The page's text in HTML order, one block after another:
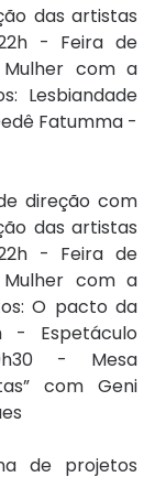
das artistas
- Feira de
Mulher com a
Lesbiandade
Fatumma -
direção com
das artistas
- Feira de
Mulher com a
O pacto da
- Espetáculo
- Mesa
com Geni
de projetos